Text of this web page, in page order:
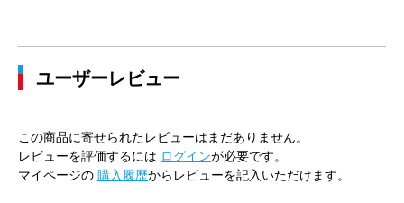
ユーザーレビュー
この商品に寄せられたレビューはまだありません。
レビューを評価するには ログインが必要です。
マイページの 購入履歴からレビューを記入いただけます。